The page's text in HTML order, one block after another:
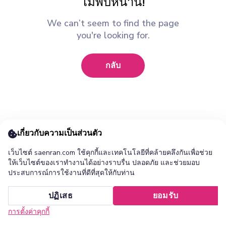
We can’t seem to find the page
you're looking for.
กลับ
หน้าแรก
ยกเลิก ติดตั้ง
เกี่ยวกับความเป็นส่วนตัว
เว็บไซต์ saenran.com ใช้คุกกี้และเทคโนโลยีที่คล้ายคลึงกันเพื่อช่วย
ให้เว็บไซต์ของเราทำงานได้อย่างราบรื่น ปลอดภัย และช่วยมอบ
ประสบการณ์การใช้งานที่ดีที่สุดให้กับท่าน
ปฏิเสธ ยอมรับ
การตั้งค่าคุกกี้